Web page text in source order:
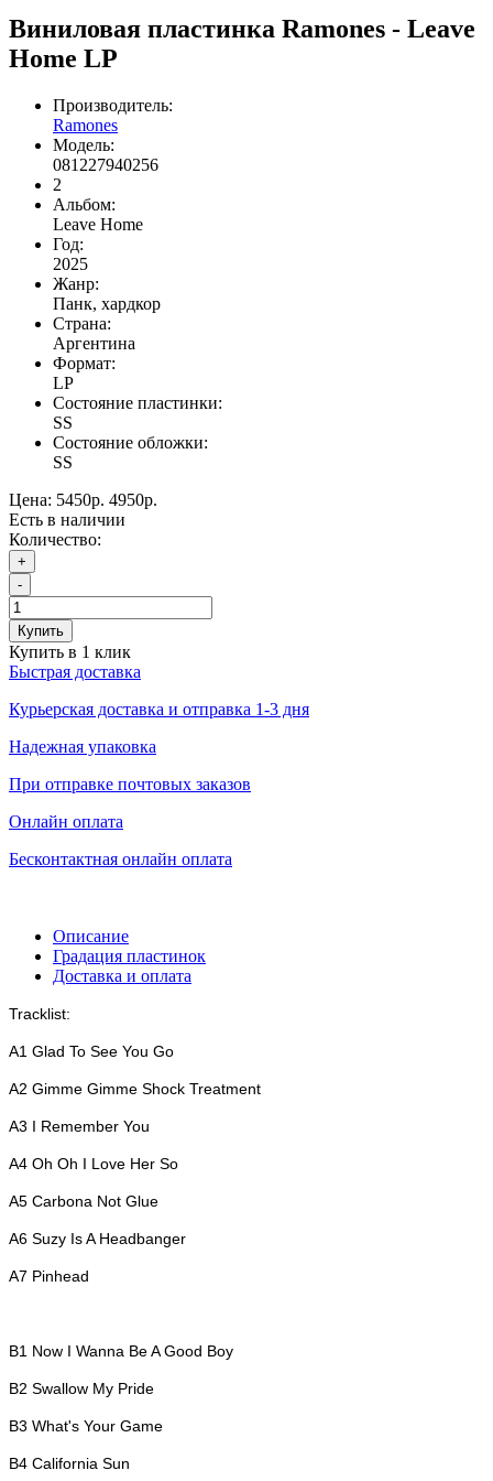
Виниловая пластинка Ramones - Leave
Home LP
Производитель:
Ramones
Модель:
081227940256
2
Альбом:
Leave Home
Год:
2025
Жанр:
Панк, хардкор
Страна:
Аргентина
Формат:
LP
Состояние пластинки:
SS
Состояние обложки:
SS
Цена: 5450р. 4950р.
Есть в наличии
Количество:
+
-
Купить
Купить в 1 клик
Быстрая доставка
Курьерская доставка и отправка 1-3 дня
Надежная упаковка
При отправке почтовых заказов
Онлайн оплата
Бесконтактная онлайн оплата
Описание
Градация пластинок
Доставка и оплата
Tracklist:
A1 Glad To See You Go
A2 Gimme Gimme Shock Treatment
A3 I Remember You
A4 Oh Oh I Love Her So
A5 Carbona Not Glue
A6 Suzy Is A Headbanger
A7 Pinhead
B1 Now I Wanna Be A Good Boy
B2 Swallow My Pride
B3 What's Your Game
B4 California Sun